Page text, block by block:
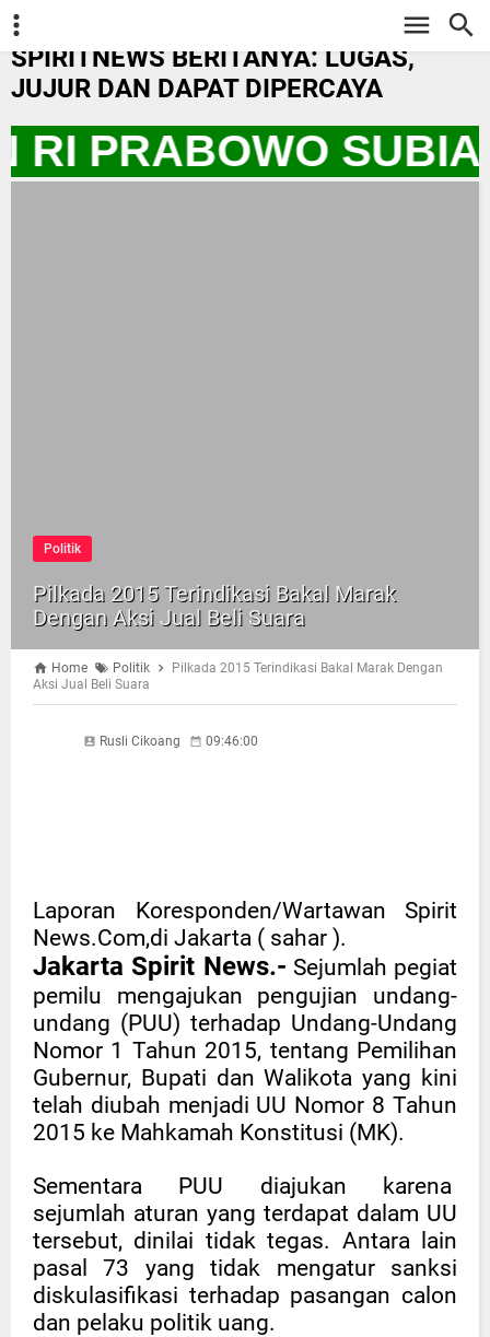
-->
SPIRITNEWS BERITANYA: LUGAS,
JUJUR DAN DAPAT DIPERCAYA
PRABOWO
Politik
Pilkada 2015 Terindikasi Bakal Marak
Dengan Aksi Jual Beli Suara
Home Politik
Pilkada 2015 Terindikasi Bakal Marak Dengan
Aksi Jual Beli Suara
Rusli Cikoang 09:46:00
Laporan Koresponden/Wartawan Spirit
News.Com,di Jakarta ( sahar ).
Jakarta Spirit News.- Sejumlah pegiat
pemilu mengajukan pengujian undang-
undang (PUU) terhadap Undang-Undang
Nomor 1 Tahun 2015, tentang Pemilihan
Gubernur, Bupati dan Walikota yang kini
telah diubah menjadi UU Nomor 8 Tahun
2015 ke Mahkamah Konstitusi (MK).
Sementara PUU diajukan karena
sejumlah aturan yang terdapat dalam UU
tersebut, dinilai tidak tegas. Antara lain
pasal 73 yang tidak mengatur sanksi
diskulasifikasi terhadap pasangan calon
dan pelaku politik uang.